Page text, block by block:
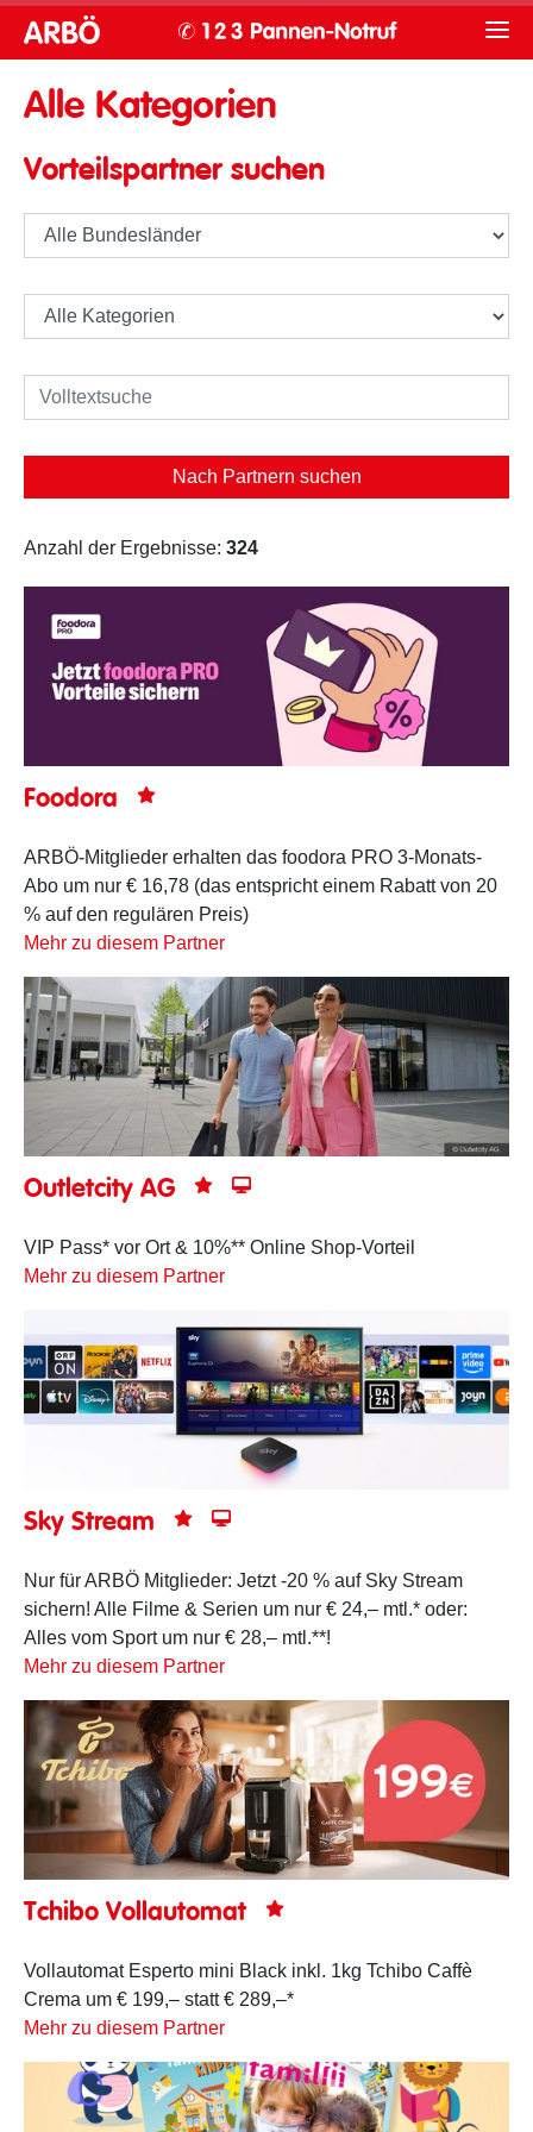
Alle Kategorien
Vorteilspartner suchen
Nach Partnern suchen
Anzahl der Ergebnisse: 324
Foodora
ARBÖ-Mitglieder erhalten das foodora PRO 3-Monats-
Abo um nur € 16,78 (das entspricht einem Rabatt von 20
% auf den regulären Preis)
Mehr zu diesem Partner
Outletcity AG
VIP Pass* vor Ort & 10%** Online Shop-Vorteil
Mehr zu diesem Partner
Sky Stream
Nur für ARBÖ Mitglieder: Jetzt -20 % auf Sky Stream
sichern! Alle Filme & Serien um nur € 24,– mtl.* oder:
Alles vom Sport um nur € 28,– mtl.**!
Mehr zu diesem Partner
Tchibo Vollautomat
Vollautomat Esperto mini Black inkl. 1kg Tchibo Caffè
Crema um € 199,– statt € 289,–*
Mehr zu diesem Partner